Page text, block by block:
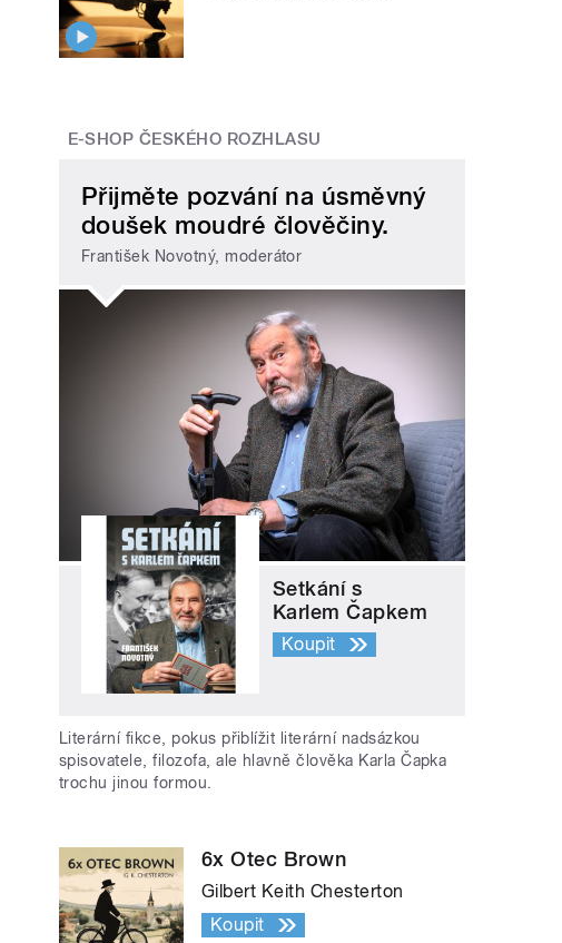
E-SHOP ČESKÉHO ROZHLASU
Přijměte pozvání na úsměvný
doušek moudré člověčiny.
František Novotný, moderátor
Setkání s
Karlem Čapkem
Koupit
Literární fikce, pokus přiblížit literární nadsázkou
spisovatele, filozofa, ale hlavně člověka Karla Čapka
trochu jinou formou.
6x Otec Brown
Gilbert Keith Chesterton
Koupit